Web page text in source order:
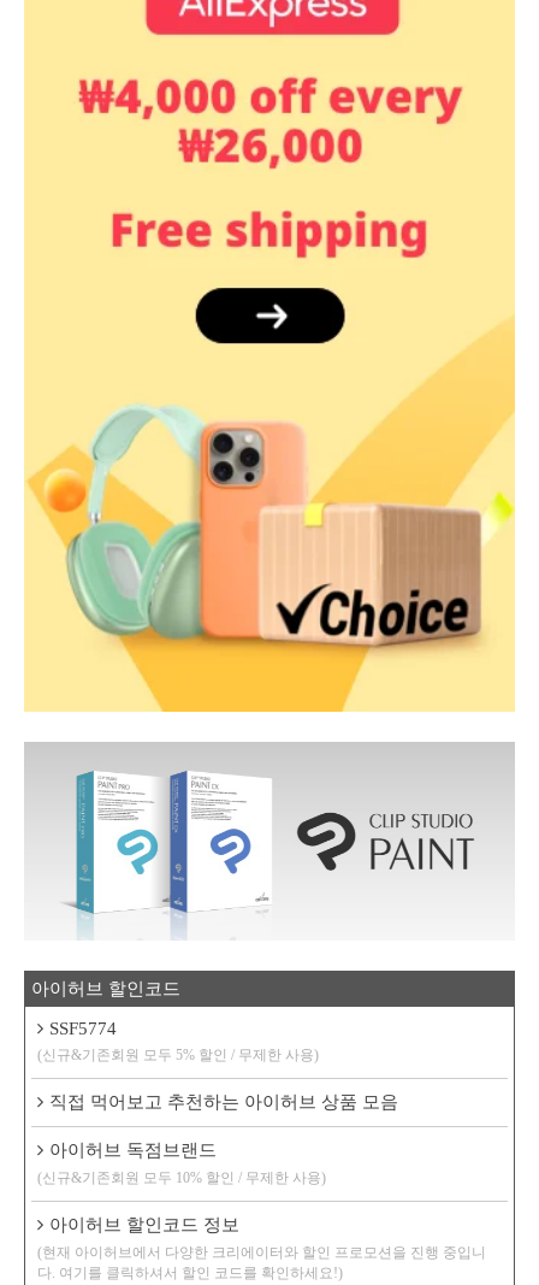
아이허브 할인코드
SSF5774
(신규&기존회원 모두 5% 할인 / 무제한 사용)
직접 먹어보고 추천하는 아이허브 상품 모음
아이허브 독점브랜드
(신규&기존회원 모두 10% 할인 / 무제한 사용)
아이허브 할인코드 정보
(현재 아이허브에서 다양한 크리에이터와 할인 프로모션을 진행 중입니
다. 여기를 클릭하셔서 할인 코드를 확인하세요!)